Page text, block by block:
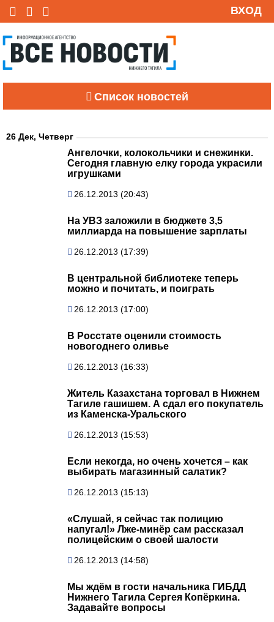
ВХОД
Список новостей
26 Дек, Четверг
Ангелочки, колокольчики и снежинки.
Сегодня главную елку города украсили
игрушками
26.12.2013 (20:43)
На УВЗ заложили в бюджете 3,5
миллиарда на повышение зарплаты
26.12.2013 (17:39)
В центральной библиотеке теперь
можно и почитать, и поиграть
26.12.2013 (17:00)
В Росстате оценили стоимость
новогоднего оливье
26.12.2013 (16:33)
Житель Казахстана торговал в Нижнем
Тагиле гашишем. А сдал его покупатель
из Каменска-Уральского
26.12.2013 (15:53)
Если некогда, но очень хочется – как
выбирать магазинный салатик?
26.12.2013 (15:13)
«Слушай, я сейчас так полицию
напугал!» Лже-минёр сам рассказал
полицейским о своей шалости
26.12.2013 (14:58)
Мы ждём в гости начальника ГИБДД
Нижнего Тагила Сергея Копёркина.
Задавайте вопросы